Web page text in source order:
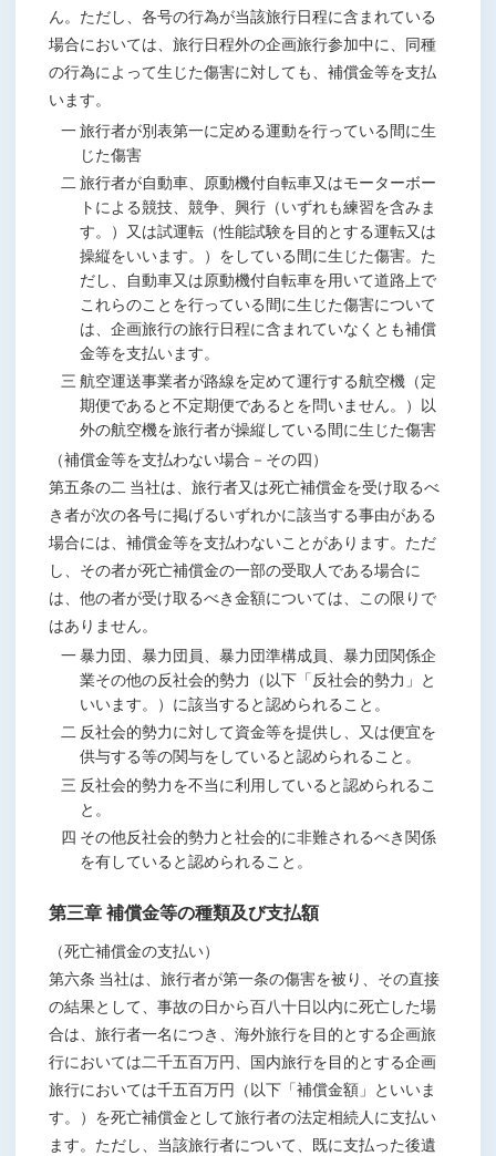
ん。ただし、各号の行為が当該旅行日程に含まれている
場合においては、旅行日程外の企画旅行参加中に、同種
の行為によって生じた傷害に対しても、補償金等を支払
います。
一 旅行者が別表第一に定める運動を行っている間に生
じた傷害
二 旅行者が自動車、原動機付自転車又はモーターボー
トによる競技、競争、興行（いずれも練習を含みま
す。）又は試運転（性能試験を目的とする運転又は
操縦をいいます。）をしている間に生じた傷害。た
だし、自動車又は原動機付自転車を用いて道路上で
これらのことを行っている間に生じた傷害について
は、企画旅行の旅行日程に含まれていなくとも補償
金等を支払います。
三 航空運送事業者が路線を定めて運行する航空機（定
期便であると不定期便であるとを問いません。）以
外の航空機を旅行者が操縦している間に生じた傷害
（補償金等を支払わない場合－その四）
第五条の二 当社は、旅行者又は死亡補償金を受け取るべ
き者が次の各号に掲げるいずれかに該当する事由がある
場合には、補償金等を支払わないことがあります。ただ
し、その者が死亡補償金の一部の受取人である場合に
は、他の者が受け取るべき金額については、この限りで
はありません。
一 暴力団、暴力団員、暴力団準構成員、暴力団関係企
業その他の反社会的勢力（以下「反社会的勢力」と
いいます。）に該当すると認められること。
二 反社会的勢力に対して資金等を提供し、又は便宜を
供与する等の関与をしていると認められること。
三 反社会的勢力を不当に利用していると認められるこ
と。
四 その他反社会的勢力と社会的に非難されるべき関係
を有していると認められること。
第三章 補償金等の種類及び支払額
（死亡補償金の支払い）
第六条 当社は、旅行者が第一条の傷害を被り、その直接
の結果として、事故の日から百八十日以内に死亡した場
合は、旅行者一名につき、海外旅行を目的とする企画旅
行においては二千五百万円、国内旅行を目的とする企画
旅行においては千五百万円（以下「補償金額」といいま
す。）を死亡補償金として旅行者の法定相続人に支払い
ます。ただし、当該旅行者について、既に支払った後遺